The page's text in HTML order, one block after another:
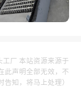
工厂 本站资源来源于
此声明全部无效，不
知，将马上处理）